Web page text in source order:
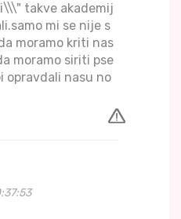
takve akademij
mi se nije s
moramo kriti nas
moramo siriti pse
opravdali nasu no